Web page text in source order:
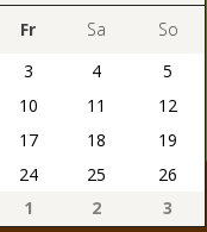
Fr Sa
So
3 4
5
10 11
12
17 18
19
24 25
26
1 2 3